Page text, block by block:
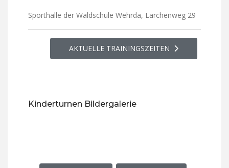
Sporthalle der Waldschule Wehrda, Lärchenweg 29
AKTUELLE TRAININGSZEITEN
Kinderturnen Bildergalerie